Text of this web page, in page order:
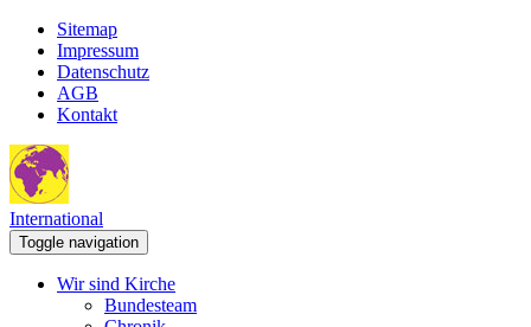
Sitemap
Impressum
Datenschutz
AGB
Kontakt
International
Toggle navigation
Wir sind Kirche
Bundesteam